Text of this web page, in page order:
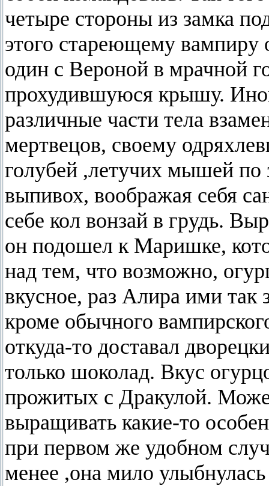
четыре стороны из замка
этого стареющему вампиру
один с Вероной в мрачной
прохудившуюся крышу.
различные части тела
мертвецов, своему
голубей ,летучих мышей
выпивох, воображая себя
себе кол вонзай в грудь.
он подошел к Маришке,
над тем, что возможно,
вкусное, раз Алира ими так
кроме обычного
откуда-то доставал
только шоколад. Вкус
прожитых с Дракулой.
выращивать какие-то
при первом же удобном
менее ,она мило улыбнулась